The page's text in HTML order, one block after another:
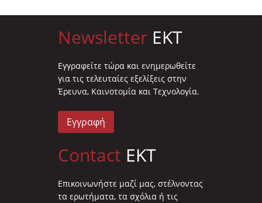
Newsletter EKT
Eγγραφείτε τώρα και ενημερωθείτε
για τις τελευταίες εξελίξεις στην
Έρευνα, Καινοτομία και Τεχνολογία.
Εγγραφή
Contact EKT
Επικοινωνήστε μαζί μας, στέλνοντας
τα ερωτήματα, τα σχόλια ή τις